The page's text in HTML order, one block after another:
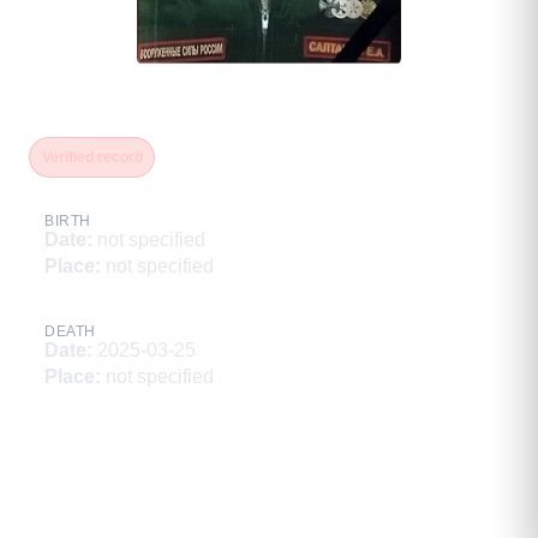
BIRTH
Date: not specified
Place: not specified
DEATH
Date: 2025-03-25
Place: not specified